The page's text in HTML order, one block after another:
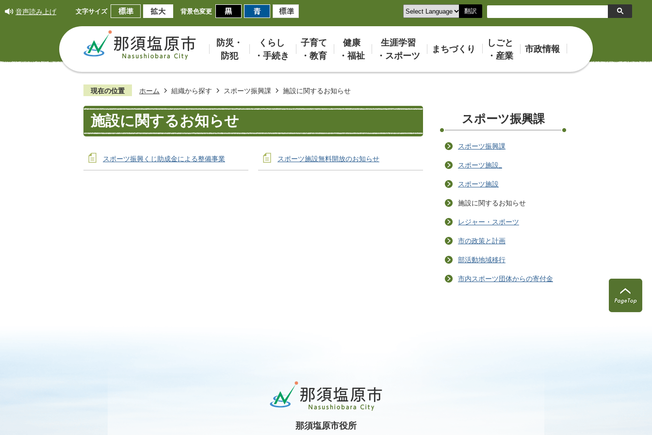
音声読み上げ 文字サイズ 背景色変更 翻訳
検
索
防災・
防犯
くらし
・手続き
子育て
・教育
健康
・福祉
生涯学習
・スポーツ
まちづくり
しごと
・産業
市政情報
現在の位置 ホーム 組織から探す スポーツ振興課 施設に関するお知らせ
施設に関するお知らせ
スポーツ振興くじ助成金による整備事業 スポーツ施設無料開放のお知らせ
スポーツ振興課
スポーツ振興課
スポーツ施設_
スポーツ施設
施設に関するお知らせ
レジャー・スポーツ
市の政策と計画
部活動地域移行
市内スポーツ団体からの寄付金
須
塩
那須塩原市役所